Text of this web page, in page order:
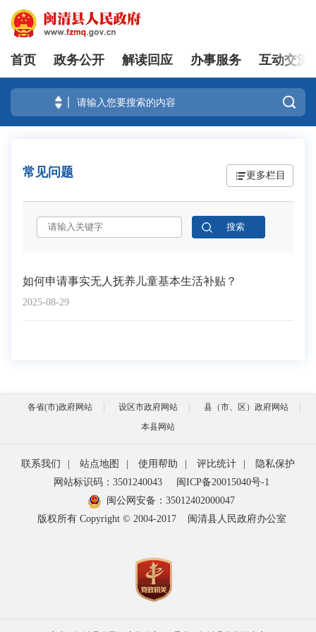
登录
首页 政务公开 解读回应 办事服务 互动交流

常见问题 更多栏目
2025-08-29
如何申请事实无人抚养儿童基本生活补贴？
各省(市)政府网站 设区市政府网站
县（市、区）政府网站
本县网站
联系我们 站点地图 使用帮助 评比统计
隐私保护
网站标识码：3501240043
闽ICP备20015040号-1
闽公网安备： 35012402000047
版权所有 Copyright © 2004-2017
闽清县人民政府办公室